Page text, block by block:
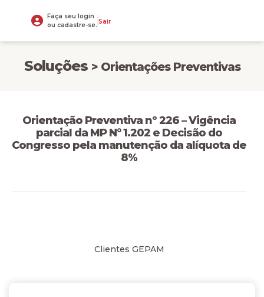
Faça seu login
ou cadastre-se. Sair
Soluções > Orientações Preventivas
Orientação Preventiva nº 226 – Vigência
parcial da MP N° 1.202 e Decisão do
Congresso pela manutenção da alíquota de
8%
Clientes GEPAM